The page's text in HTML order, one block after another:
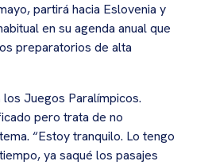
partirá hacia Eslovenia y
en su agenda anual que
preparatorios de alta
Juegos Paralímpicos.
pero trata de no
“Estoy tranquilo. Lo tengo
ya saqué los pasajes